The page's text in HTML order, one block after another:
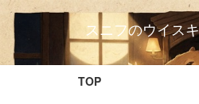
スニフのウイス
TOP